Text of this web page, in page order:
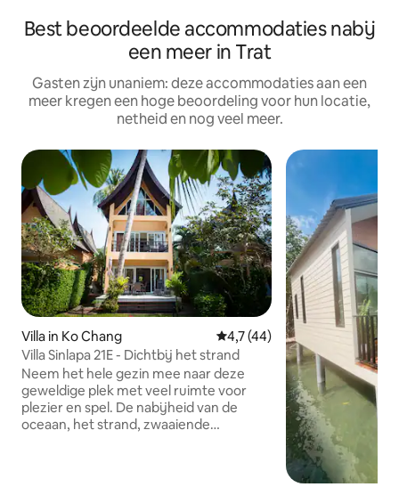
Best beoordeelde accommodaties nabij
een meer in Trat
Gasten zijn unaniem: deze accommodaties aan een
meer kregen een hoge beoordeling voor hun locatie,
netheid en nog veel meer.
Villa in Ko Chang Gemiddelde beoordeling van
4,7 (44)
Villa Sinlapa 21E - Dichtbij het strand
Neem het hele gezin mee naar deze
geweldige plek met veel ruimte voor
plezier en spel. De nabijheid van de
oceaan, het strand, zwaaiende